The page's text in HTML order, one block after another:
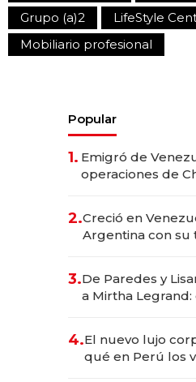
Grupo (a)2
LifeStyle
Mobiliario profesional
Popular
1. Emigró de
operaciones de
2.Creció en
Argentina con
las marcas "fast
3.De Paredes y
a Mirtha
4.El nuevo lujo
qué en Perú los